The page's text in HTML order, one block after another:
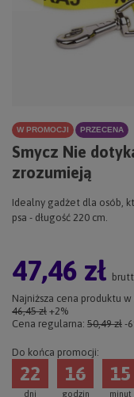
W PROMOCJI PRZECENA
Smycz Nie
zrozumieją
Idealny gadżet dla osób,
psa - długość 220 cm.
47,46 zł
Najniższa cena produktu
46,45 zł +2%
Cena regularna: 50,49 zł -
Do końca promocji:
dni
22
godzin
16
minut
15